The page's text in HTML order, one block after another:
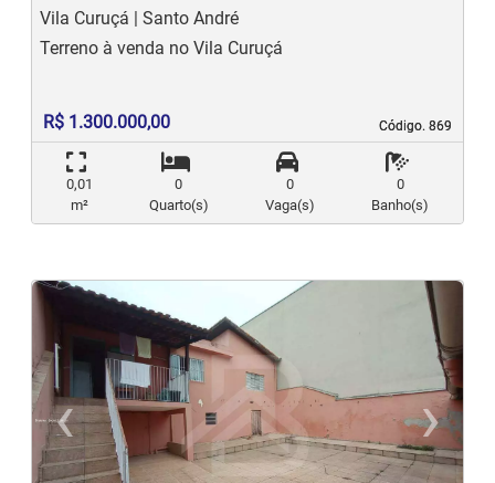
Vila Curuçá | Santo André
Código. 869
Código. 869
Terreno à venda no Vila Curuçá
R$ 1.300.000,00
0,01
m²
0
Quarto(s)
0
Vaga(s)
0
Banho(s)
‹ ›